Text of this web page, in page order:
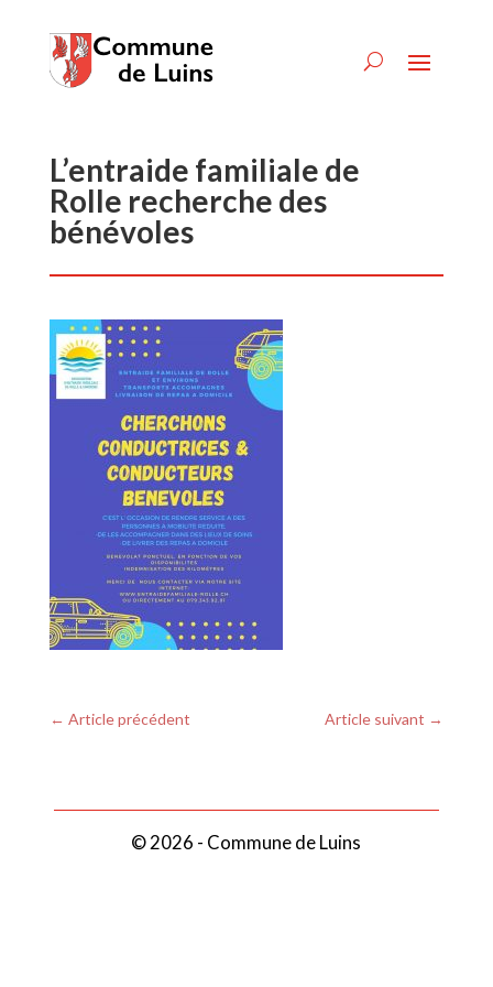
L’entraide familiale de
Rolle recherche des
bénévoles
← Article précédent Article suivant →
© 2026 - Commune de Luins